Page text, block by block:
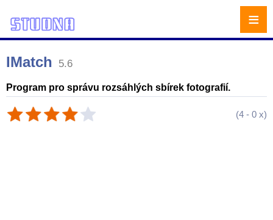
IMatch 5.6
Program pro správu rozsáhlých sbírek fotografií.
(4 - 0 x)
≡